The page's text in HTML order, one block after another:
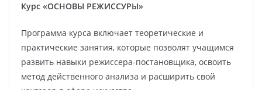
Курс «ОСНОВЫ РЕЖИССУРЫ»
Программа курса включает теоретические и
практические занятия, которые позволят учащимся
развить навыки режиссера-постановщика, освоить
метод действенного анализа и расширить свой